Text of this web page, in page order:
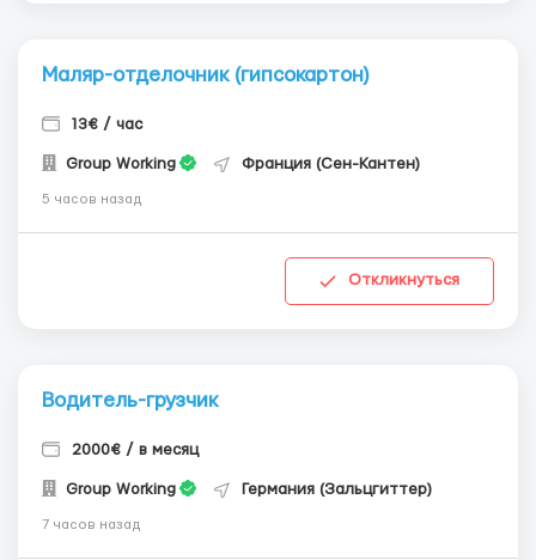
Маляр-отделочник (гипсокартон)
13€ / час
Group Working Франция (Сен-Кантен)
5 часов назад
Откликнуться
Водитель-грузчик
2000€ / в месяц
Group Working Германия (Зальцгиттер)
7 часов назад